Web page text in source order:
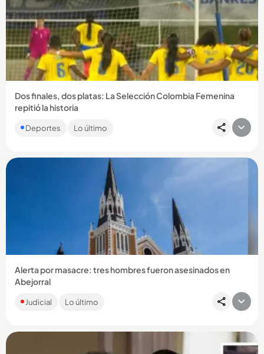
Compartir Noticia
Dos finales, dos platas: La Selección Colombia Femenina
repitió la historia
escapar la ventaja y la presea dorada se definió desde el
Deportes Lo último
Compartir Noticia
Alerta por masacre: tres hombres fueron asesinados en
Abejorral
Los hombres, cuyas edades oscilan entre los 20 a 30 años,
habrían sido ultimados por desconocidos que los
Judicial Lo último